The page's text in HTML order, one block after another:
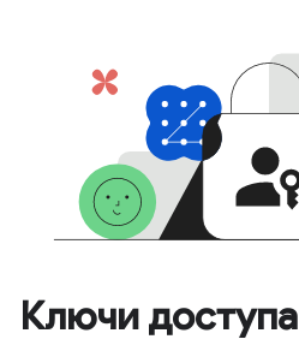
Ключи доступа